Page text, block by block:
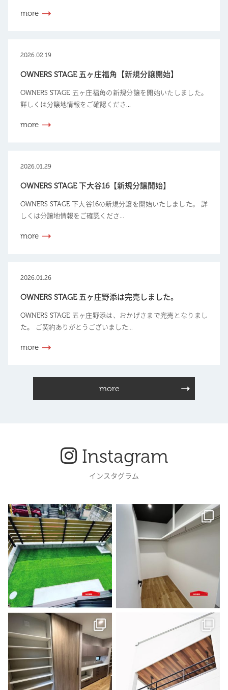
more
2026.02.19
OWNERS STAGE 五ヶ庄福角【新規分譲開始】
OWNERS STAGE 五ヶ庄福角の新規分譲を開始いたしました。
詳しくは分譲地情報をご確認くださ...
more
2026.01.29
OWNERS STAGE 下大谷16【新規分譲開始】
OWNERS STAGE 下大谷16の新規分譲を開始いたしました。 詳
しくは分譲地情報をご確認くださ...
more
2026.01.26
OWNERS STAGE 五ヶ庄野添は完売しました。
OWNERS STAGE 五ヶ庄野添は、おかげさまで完売となりまし
た。 ご契約ありがとうございました...
more
more
Instagram
インスタグラム